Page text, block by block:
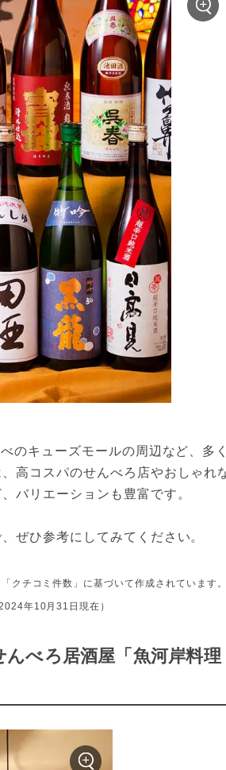
のキューズモールの周辺など、多
高コスパのせんべろ店やおしゃれ
バリエーションも豊富です。
ぜひ参考にしてみてください。
クチコミ件数」に基づいて作成されています
年10月31日現在）
べろ居酒屋「魚河岸料理